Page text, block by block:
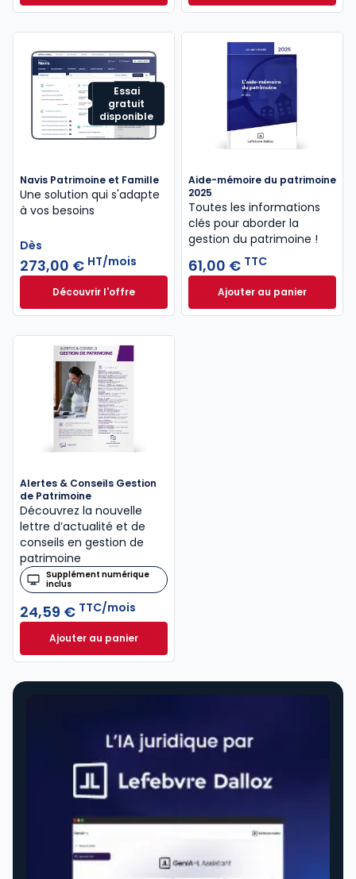
Essai
gratuit
disponible
Navis Patrimoine et Famille
Une solution qui s'adapte
à vos besoins
Dès
273,00 € HT/mois
Découvrir l'offreNavis Patrimoine et Famille à partir de
Dès
Aide-mémoire du patrimoine
2025
Toutes les informations
clés pour aborder la
gestion du patrimoine !
61,00 € TTC
Ajouter au panier
Aide-mémoire du
Alertes & Conseils Gestion
de Patrimoine
Découvrez la nouvelle
lettre d’actualité et de
conseils en gestion de
patrimoine
Supplément numérique
inclus
24,59 € TTC/mois
Ajouter au panierAlertes & Conseils Gestion de Patrimoine à 24,59 €